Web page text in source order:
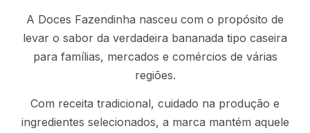
A Doces Fazendinha nasceu com o propósito de
levar o sabor da verdadeira bananada tipo caseira
para famílias, mercados e comércios de várias
regiões.
Com receita tradicional, cuidado na produção e
ingredientes selecionados, a marca mantém aquele